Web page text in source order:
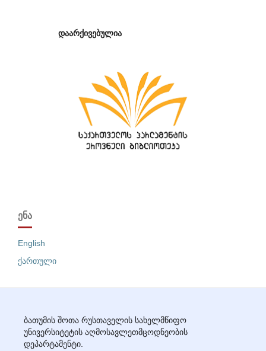
დაარქივებულია
ᲔᲜᲐ
English
ქართული
ბათუმის შოთა რუსთაველის სახელმწიფო
უნივერსიტეტის აღმოსავლეთმცოდნეობის
დეპარტამენტი.